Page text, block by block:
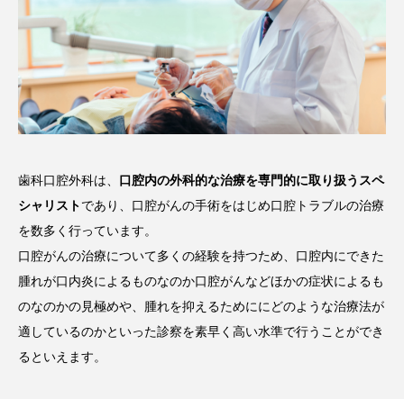
歯科口腔外科は、 口腔内の外科的な治療を専門的に取り扱うスペ
シャリスト であり、口腔がんの手術をはじめ口腔トラブルの治療
を数多く行っています。
口腔がんの治療について多くの経験を持つため、口腔内にできた
腫れが口内炎によるものなのか口腔がんなどほかの症状によるも
のなのかの見極めや、腫れを抑えるためににどのような治療法が
適しているのかといった診察を素早く高い水準で行うことができ
るといえます。